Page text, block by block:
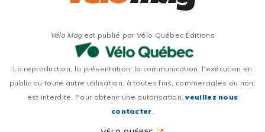
Vélo Magest publié par Vélo Québec Éditions
La reproduction, la présentation, la communication, l’exécution en
public ou toute autre utilisation, à toutes fins, commerciales ou non,
est interdite. Pour obtenir une autorisation,veuillez nous
contacter.